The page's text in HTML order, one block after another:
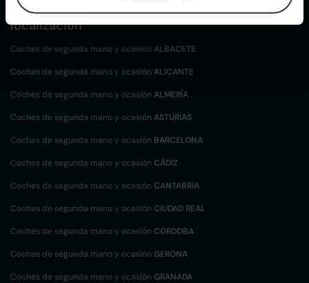
Coches desegunda mano y ocasión por
localización
Coches de segunda mano y ocasión ALBACETE
Coches de segunda mano y ocasión ALICANTE
Coches de segunda mano y ocasión ALMERÍA
Coches de segunda mano y ocasión ASTURIAS
Coches de segunda mano y ocasión BARCELONA
Coches de segunda mano y ocasión CÁDIZ
Coches de segunda mano y ocasión CANTABRIA
Coches de segunda mano y ocasión CIUDAD REAL
Coches de segunda mano y ocasión CÓRDOBA
Coches de segunda mano y ocasión GERONA
Coches de segunda mano y ocasión GRANADA